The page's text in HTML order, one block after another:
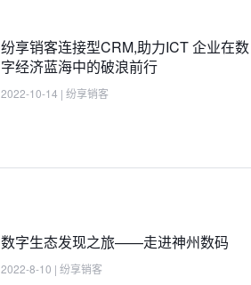
纷享销客连接型CRM,助力ICT 企业在数
字经济蓝海中的破浪前行
2022-10-14 | 纷享销客
数字生态发现之旅——走进神州数码
2022-8-10 | 纷享销客